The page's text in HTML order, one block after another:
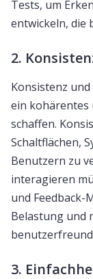
Tests, um
entwickeln, die
2.
Konsistenz
ein kohärentes
schaffen.
Schaltflächen,
Benutzern zu
interagieren
und Feedback-
Belastung und
3.